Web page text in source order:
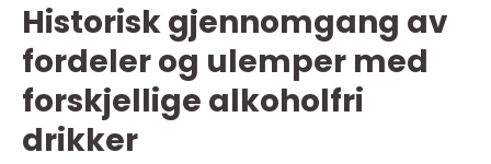
Historisk gjennomgang av
fordeler og ulemper med
forskjellige alkoholfri
drikker